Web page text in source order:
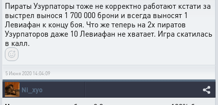
Пираты Узурпаторы тоже не корректно работают кстати за
выстрел вынося 1 700 000 брони и всегда выносят 1
Левиафан к концу боя. Что же теперь на 2х пиратов
Узурпаторов даже 10 Левиафан не хватает. Игра скатилась
в калл.
5 Июня 2020 14:04:09
Ni_xyo